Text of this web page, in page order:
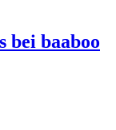
baaboo